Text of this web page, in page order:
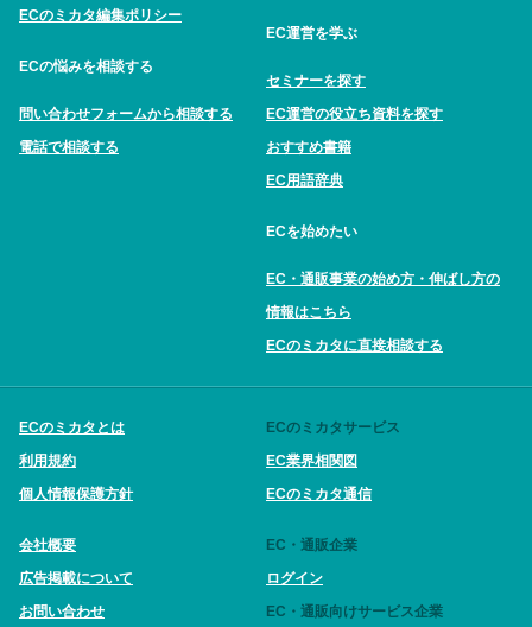
ECのミカタ編集ポリシー
ECの悩みを相談する
問い合わせフォームから相談する
電話で相談する
EC運営を学ぶ
セミナーを探す
EC運営の役立ち資料を探す
おすすめ書籍
EC用語辞典
ECを始めたい
EC・通販事業の始め方・伸ばし方の
情報はこちら
ECのミカタに直接相談する
ECのミカタとは
利用規約
個人情報保護方針
会社概要
広告掲載について
お問い合わせ
ECのミカタサービス
EC業界相関図
ECのミカタ通信
EC・通販企業
ログイン
EC・通販向けサービス企業